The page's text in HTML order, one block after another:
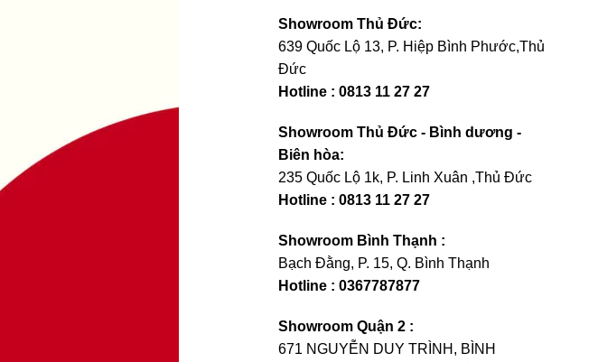
Showroom Thủ Đức:
639 Quốc Lộ 13, P. Hiệp Bình Phước,Thủ
Đức
Hotline : 0813 11 27 27
Showroom Thủ Đức - Bình dương -
Biên hòa:
235 Quốc Lộ 1k, P. Linh Xuân ,Thủ Đức
Hotline : 0813 11 27 27
Showroom Bình Thạnh :
Bạch Đằng, P. 15, Q. Bình Thạnh
Hotline : 0367787877
Showroom Quận 2 :
671 NGUYỄN DUY TRÌNH, BÌNH